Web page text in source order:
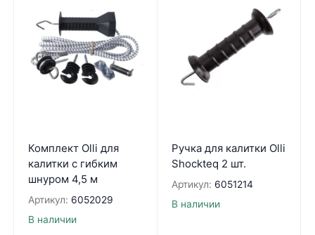
Комплект Olli для
калитки с гибким
шнуром 4,5 м
Артикул: 6052029
В наличии
Ручка для калитки Olli
Shockteq 2 шт.
Артикул: 6051214
В наличии